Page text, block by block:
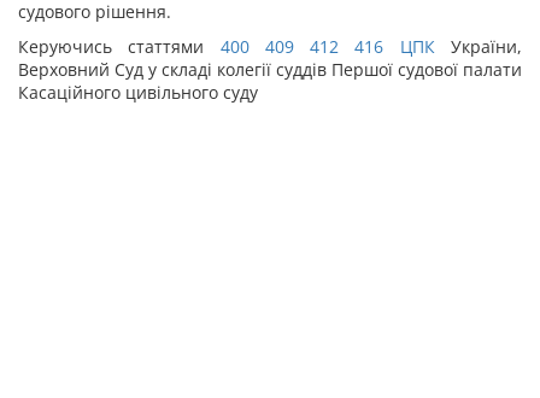
судового рішення.
Керуючись статтями 400 409 412 416 ЦПКУкраїни,
Верховний Суд у складі колегії суддів Першої судової палати
Касаційного цивільного суду